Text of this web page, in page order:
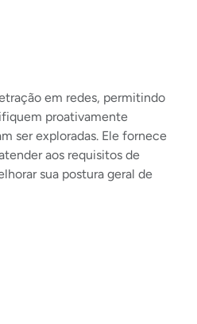
em redes, permitindo
proativamente
ser exploradas. Ele fornece
aos requisitos de
sua postura geral de